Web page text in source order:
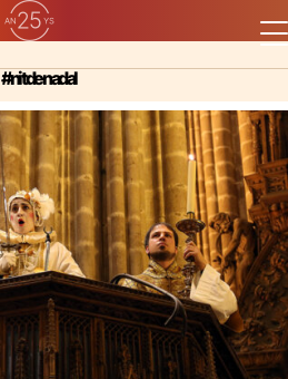
#nit de nadal